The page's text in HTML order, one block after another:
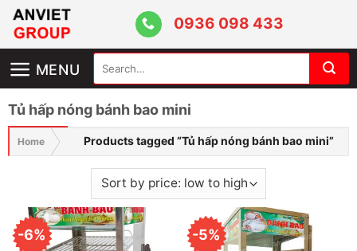
Skip
content
0936 098 433
MENU
for:
Tủ hấp nóng bánh bao mini
Home Products tagged “Tủ hấp nóng bánh bao mini”
-6% -5%